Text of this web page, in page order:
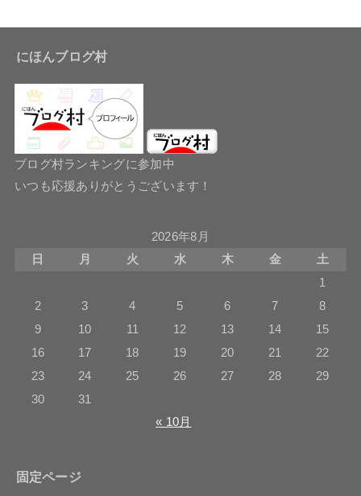
にほんブログ村
ブログ村ランキングに参加中
いつも応援ありがとうございます！
2026年8月
日
月 火 水 木 金
土
1
2
3 4 5 6 7
8
9
10 11 12 13 14
15
16
17 18 19 20 21
22
23
24 25 26 27 28
29
30
31
« 10月
固定ページ